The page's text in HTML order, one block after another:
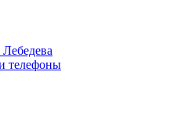
телефоны